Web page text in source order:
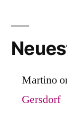
Martino
Gersdorf